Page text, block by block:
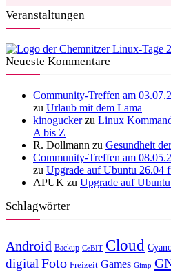
Veranstaltungen
Neueste Kommentare
Community-Treffen am
zu Urlaub mit dem Lama
kinoguckerzu Linux
A bis Z
R. Dollmann zu Gesundheit
Community-Treffen am
zu Upgrade auf Ubuntu 26.04
APUK zu Upgrade auf
Schlagwörter
Android Backup CeBIT Cloud
digital Foto Freizeit Games Gimp